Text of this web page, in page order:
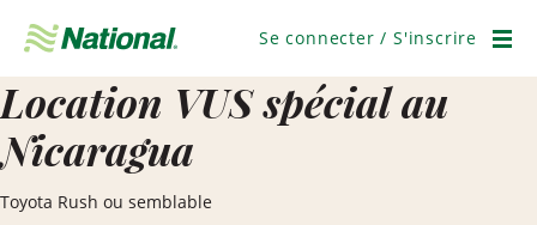
navigation
Se connecter / S'inscrire
Location VUS spécial au
Nicaragua
Toyota Rush ou semblable